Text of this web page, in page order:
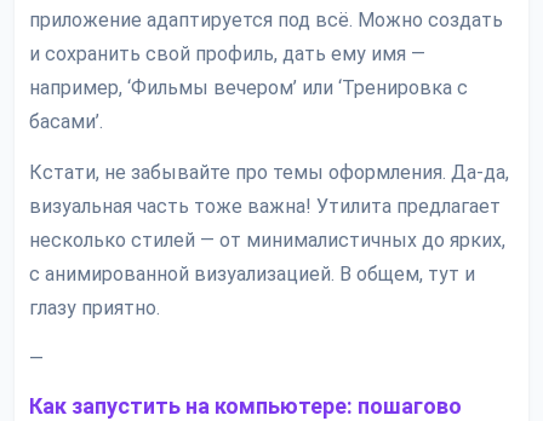
приложение адаптируется под всё. Можно создать
и сохранить свой профиль, дать ему имя —
например, ‘Фильмы вечером’ или ‘Тренировка с
басами’.
Кстати, не забывайте про темы оформления. Да-да,
визуальная часть тоже важна! Утилита предлагает
несколько стилей — от минималистичных до ярких,
с анимированной визуализацией. В общем, тут и
глазу приятно.
—
Как запустить на компьютере: пошагово